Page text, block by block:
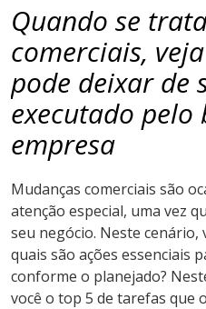
Quando se
comerciais,
pode deixar de
executado pelo
empresa
Mudanças comerciais são
atenção especial, uma vez
seu negócio. Neste
quais são ações essenciais
conforme o planejado?
você o top 5 de tarefas que